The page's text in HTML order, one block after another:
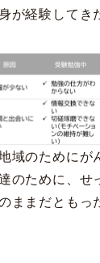
が経験してき
域のためにが
のために、せ
ままだともっ